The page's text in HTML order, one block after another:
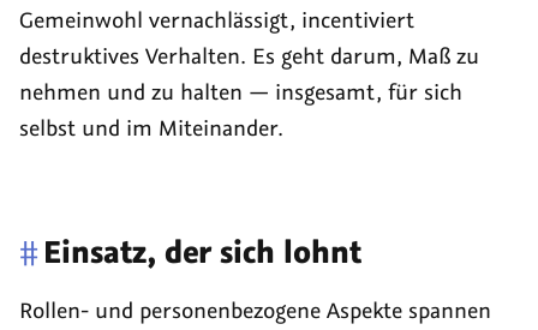
Gemeinwohl vernachlässigt, incentiviert
destruktives Verhalten. Es geht darum, Maß zu
nehmen und zu halten — insgesamt, für sich
selbst und im Miteinander.
# Einsatz, der sich lohnt
Rollen- und personenbezogene Aspekte spannen